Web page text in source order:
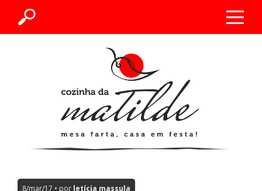
8/mar/17 • por letícia massula